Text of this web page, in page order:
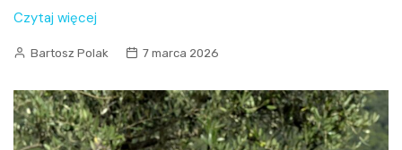
Czytaj więcej
Bartosz Polak 7 marca 2026